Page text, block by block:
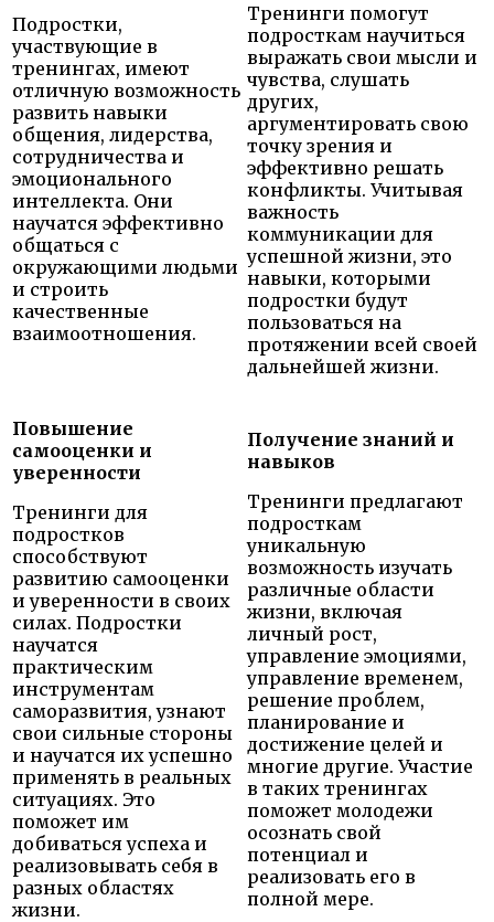
Подростки,
участвующие в
тренингах, имеют
отличную возможность
развить навыки
общения, лидерства,
сотрудничества и
эмоционального
интеллекта. Они
научатся эффективно
общаться с
окружающими людьми
и строить
качественные
взаимоотношения.
Тренинги помогут
подросткам научиться
выражать свои мысли и
чувства, слушать
других,
аргументировать свою
точку зрения и
эффективно решать
конфликты. Учитывая
важность
коммуникации для
успешной жизни, это
навыки, которыми
подростки будут
пользоваться на
протяжении всей своей
дальнейшей жизни.
Повышение
самооценки и
уверенности
Тренинги для
подростков
способствуют
развитию самооценки
и уверенности в своих
силах. Подростки
научатся
практическим
инструментам
саморазвития, узнают
свои сильные стороны
и научатся их успешно
применять в реальных
ситуациях. Это
поможет им
добиваться успеха и
реализовывать себя в
разных областях
жизни.
Получение знаний и
навыков
Тренинги предлагают
подросткам
уникальную
возможность изучать
различные области
жизни, включая
личный рост,
управление эмоциями,
управление временем,
решение проблем,
планирование и
достижение целей и
многие другие. Участие
в таких тренингах
поможет молодежи
осознать свой
потенциал и
реализовать его в
полной мере.